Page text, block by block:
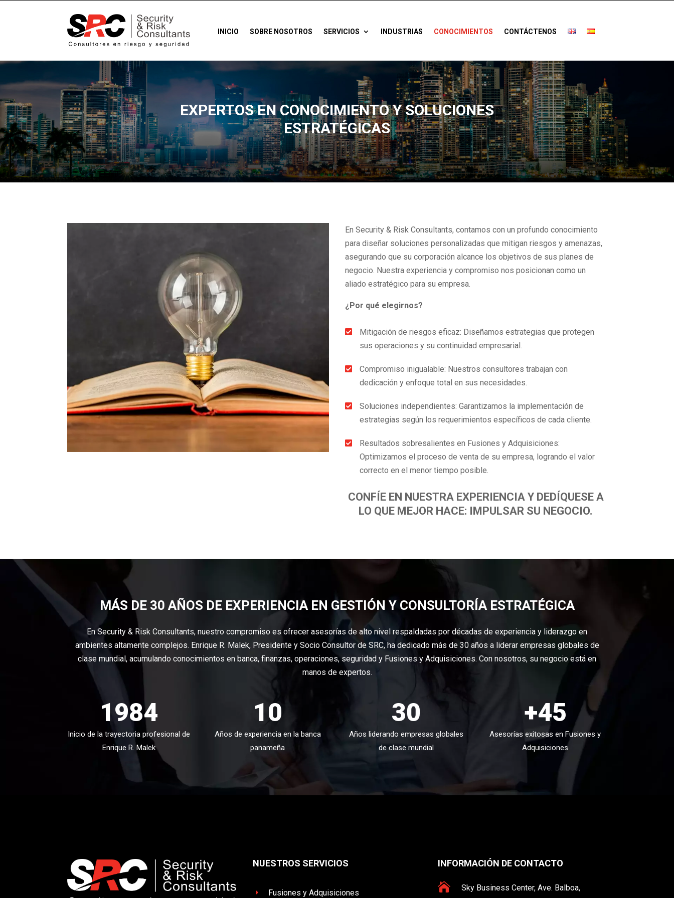
INICIO SOBRE NOSOTROS SERVICIOS INDUSTRIAS CONOCIMIENTOS CONTÁCTENOS
EXPERTOS EN CONOCIMIENTO Y SOLUCIONES
ESTRATÉGICAS
En Security & Risk Consultants, contamos con un profundo conocimiento
para diseñar soluciones personalizadas que mitigan riesgos y amenazas,
asegurando que su corporación alcance los objetivos de sus planes de
negocio. Nuestra experiencia y compromiso nos posicionan como un
aliado estratégico para su empresa.
¿Por qué elegirnos?

Mitigación de riesgos eficaz: Diseñamos estrategias que protegen
sus operaciones y su continuidad empresarial.

Compromiso inigualable: Nuestros consultores trabajan con
dedicación y enfoque total en sus necesidades.

Soluciones independientes: Garantizamos la implementación de
estrategias según los requerimientos específicos de cada cliente.

Resultados sobresalientes en Fusiones y Adquisiciones:
Optimizamos el proceso de venta de su empresa, logrando el valor
correcto en el menor tiempo posible.
CONFÍE EN NUESTRA EXPERIENCIA Y DEDÍQUESE A
LO QUE MEJOR HACE: IMPULSAR SU NEGOCIO.
MÁS DE 30 AÑOS DE EXPERIENCIA EN GESTIÓN Y CONSULTORÍA ESTRATÉGICA
En Security & Risk Consultants, nuestro compromiso es ofrecer asesorías de alto nivel respaldadas por décadas de experiencia y liderazgo en
ambientes altamente complejos. Enrique R. Malek, Presidente y Socio Consultor de SRC, ha dedicado más de 30 años a liderar empresas globales de
clase mundial, acumulando conocimientos en banca, finanzas, operaciones, seguridad y Fusiones y Adquisiciones. Con nosotros, su negocio está en
manos de expertos.
1984
Inicio de la trayectoria profesional de
Enrique R. Malek
10
Años de experiencia en la banca
panameña
30
Años liderando empresas globales
de clase mundial
+45
Asesorías exitosas en Fusiones y
Adquisiciones
NUESTROS SERVICIOS
E Fusiones y Adquisiciones
INFORMACIÓN DE CONTACTO

Sky Business Center, Ave. Balboa,